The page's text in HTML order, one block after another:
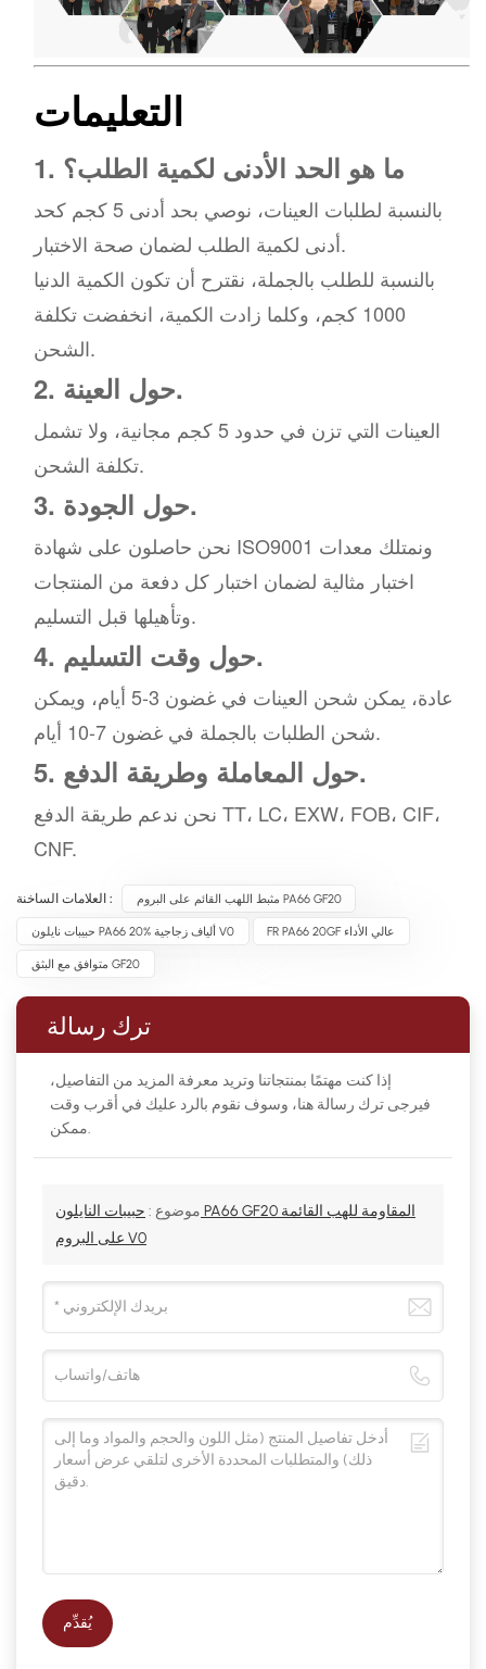
التعليمات
1. ما هو الحد الأدنى لكمية الطلب؟
بالنسبة لطلبات العينات، نوصي بحد أدنى 5 كجم كحد
أدنى لكمية الطلب لضمان صحة الاختبار.
بالنسبة للطلب بالجملة، نقترح أن تكون الكمية الدنيا
1000 كجم، وكلما زادت الكمية، انخفضت تكلفة
الشحن.
2. حول العينة.
العينات التي تزن في حدود 5 كجم مجانية، ولا تشمل
تكلفة الشحن.
3. حول الجودة.
نحن حاصلون على شهادة ISO9001 ونمتلك معدات
اختبار مثالية لضمان اختبار كل دفعة من المنتجات
وتأهيلها قبل التسليم.
4. حول وقت التسليم.
عادة، يمكن شحن العينات في غضون 3-5 أيام، ويمكن
شحن الطلبات بالجملة في غضون 7-10 أيام.
5. حول المعاملة وطريقة الدفع.
نحن ندعم طريقة الدفع TT، LC، EXW، FOB، CIF،
CNF.
العلامات الساخنة : مثبط اللهب القائم على البروم PA66 GF20
حبيبات نايلون PA66 20% ألياف زجاجية V0 FR PA66 20GF عالي الأداء
متوافق مع البثق GF20
ترك رسالة
إذا كنت مهتمًا بمنتجاتنا وتريد معرفة المزيد من التفاصيل،
فيرجى ترك رسالة هنا، وسوف نقوم بالرد عليك في أقرب وقت
ممكن.
موضوع : حبيبات النايلون PA66 GF20 المقاومة للهب القائمة
على البروم V0
يُقدِّم